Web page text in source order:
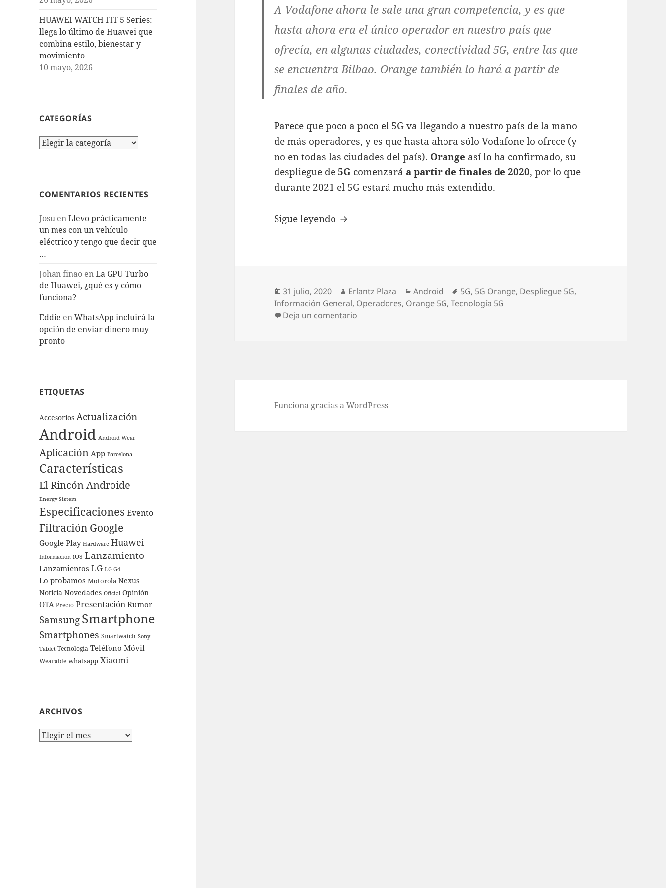
HUAWEI WATCH FIT 5 Series:
llega lo último de Huawei que
combina estilo, bienestar y
movimiento
10 mayo, 2026
CATEGORÍAS
Categorías
COMENTARIOS RECIENTES
Josu enLlevo prácticamente
un mes con un vehículo
eléctrico y tengo que decir que
…
Johan finao enLa GPU Turbo
de Huawei, ¿qué es y cómo
funciona?
Eddie enWhatsApp incluirá la
opción de enviar dinero muy
pronto
ETIQUETAS
Accesorios Actualización
Android Android Wear
Aplicación App Barcelona
Características
El Rincón Androide
Energy Sistem
Especificaciones Evento
Filtración Google
Google Play Hardware Huawei
Información iOS Lanzamiento
Lanzamientos LG LG G4
Lo probamos Motorola Nexus
Noticia Novedades Oficial Opinión
OTA Precio Presentación Rumor
SamsungSmartphone
Smartphones Smartwatch Sony
Tablet Tecnología Teléfono Móvil
Wearable whatsapp Xiaomi
ARCHIVOS
Archivos
A Vodafone ahora le sale una gran competencia, y es que
hasta ahora era el único operador en nuestro país que
ofrecía, en algunas ciudades, conectividad 5G, entre las que
se encuentra Bilbao. Orange también lo hará a partir de
finales de año.
Parece que poco a poco el 5G va llegando a nuestro país de la mano
de más operadores, y es que hasta ahora sólo Vodafone lo ofrece (y
no en todas las ciudades del país). Orange así lo ha confirmado, su
despliegue de5G comenzará a partir de finales de 2020, por lo que
durante 2021 el 5G estará mucho más extendido.
Sigue leyendo Orange confirma que lanzará 5G en nuestro país a finales de 2020
Publicado
el
31 julio, 2020 Autor
Erlantz Plaza Categorías
Android Etiquetas
5G, 5G Orange, Despliegue 5G,
Información General, Operadores, Orange 5G,Tecnología 5G
Deja un comentario
Funciona gracias a WordPress